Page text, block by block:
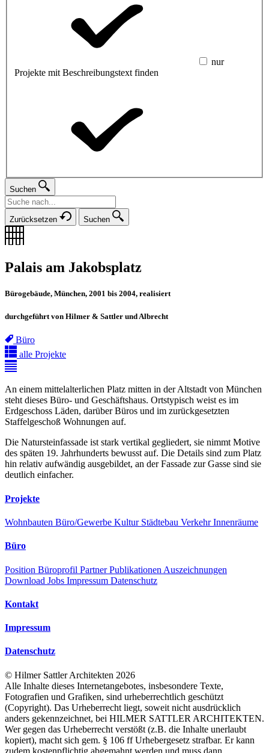
nur
Projekte mit Beschreibungstext finden
Suchen
Zurücksetzen Suchen
Palais am Jakobsplatz
Bürogebäude, München, 2001 bis 2004, realisiert
durchgeführt von Hilmer & Sattler und Albrecht
Büro
alle Projekte
An einem mittelalterlichen Platz mitten in der Altstadt von München
steht dieses Büro- und Geschäftshaus. Ortstypisch weist es im
Erdgeschoss Läden, darüber Büros und im zurückgesetzten
Staffelgeschoß Wohnungen auf.
Die Natursteinfassade ist stark vertikal gegliedert, sie nimmt Motive
des späten 19. Jahrhunderts bewusst auf. Die Details sind zum Platz
hin relativ aufwändig ausgebildet, an der Fassade zur Gasse sind sie
deutlich einfacher.
Projekte
Wohnbauten Büro/Gewerbe Kultur Städtebau VerkehrInnenräume
Büro
Position Büroprofil PartnerPublikationen Auszeichnungen
Download Jobs Impressum Datenschutz
Kontakt
Impressum
Datenschutz
© Hilmer Sattler Architekten 2026
Alle Inhalte dieses Internetangebotes, insbesondere Texte,
Fotografien und Grafiken, sind urheberrechtlich geschützt
(Copyright). Das Urheberrecht liegt, soweit nicht ausdrücklich
anders gekennzeichnet, bei HILMER SATTLER ARCHITEKTEN.
Wer gegen das Urheberrecht verstößt (z.B. die Inhalte unerlaubt
kopiert), macht sich gem. § 106 ff Urhebergesetz strafbar. Er kann
zudem kostenpflichtig abgemahnt werden und muss dann